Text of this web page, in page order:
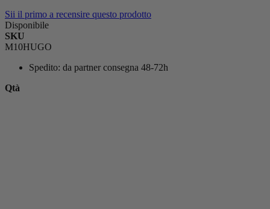
Sii il primo a recensire questo prodotto
Disponibile
SKU
M10HUGO
Spedito: da partner consegna 48-72h
Qtà